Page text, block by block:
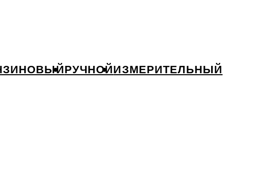
РУЧНОЙИЗМЕРИТЕЛЬНЫЙ